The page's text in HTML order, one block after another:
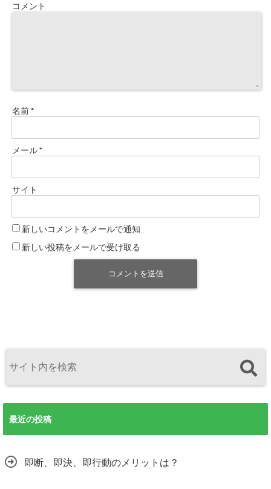
コメント
名前*
メール*
サイト
新しいコメントをメールで通知
新しい投稿をメールで受け取る
最近の投稿
即断、即決、即行動のメリットは？